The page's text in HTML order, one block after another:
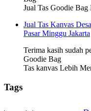
Jual Tas Goodie
Jual Tas Kanvas
Pasar Minggu Jakarta
Terima kasih sudah
Goodie Bag
Tas kanvas Lebih
Tags